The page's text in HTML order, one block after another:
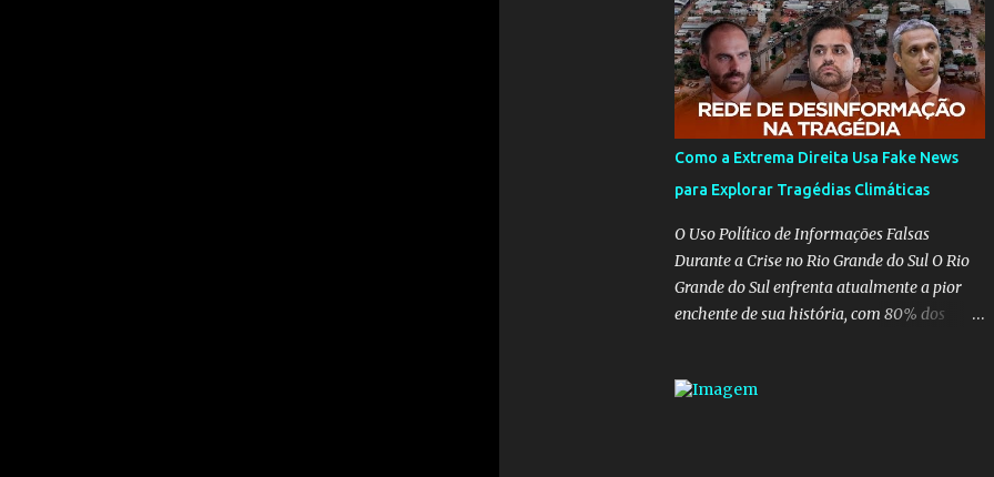
muito preocupante. Como confiar em
alguém que mente sobre o próprio
currículo? O ministério da Educação é um
dos mais importantes do governo, em um
ano e meio vai ter o seu terceiro ministro no
comando, depois da insensatez de Vélez e as
que a ala influenciada por Olavo de
Carvalho tinha perdido força na gestão...
Mas as mentiras de Carlos Alberto Decotelli
podem trazer mais problemas do que
soluções a Educação brasileira, afinal de
esta querendo auferir vantagens pessoais
Como a Extrema Direita Usa Fake News
para Explorar Tragédias Climáticas
O Uso Político de Informações Falsas
Durante a Crise no Rio Grande do Sul O Rio
Grande do Sul enfrenta atualmente a pior
enchente de sua história, com 80% dos
muitos se mobilizam para realizar resgates